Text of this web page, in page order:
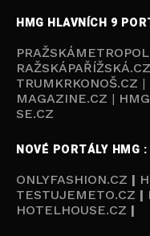
HMG HLAVNÍCH 9
RAŽSKÁPAŘÍŽSKÁ.CZ
TRUMKRKONOŠ.CZ |
MAGAZINE.CZ |
SE.CZ
NOVÉ PORTÁLY HMG :
ONLYFASHION.CZ |
TESTUJEMETO.CZ |
HOTELHOUSE.CZ |